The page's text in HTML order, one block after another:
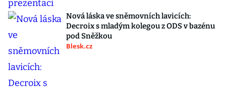
Nová láska ve sněmovních lavicích:
Decroix s mladým kolegou z ODS v bazénu
pod Sněžkou
Blesk.cz